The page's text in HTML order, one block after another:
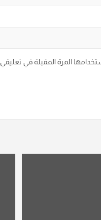
المرة المقبلة في تعليقي.